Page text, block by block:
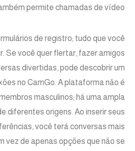
permite chamadas de vídeo.
de registro; tudo que você
Se você quer flertar, fazer amigos
divertidas, pode descobrir um
no CamGo. A plataforma não é
masculinos; há uma ampla
diferentes origens. Ao inserir seus
você terá conversas mais
vez de apenas opções que não se